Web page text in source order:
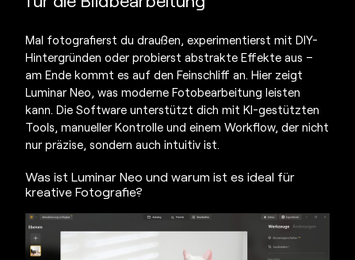
Mal fotografierst du draußen, experimentierst mit DIY-
Hintergründen oder probierst abstrakte Effekte aus –
am Ende kommt es auf den Feinschliff an. Hier zeigt
Luminar Neo, was moderne Fotobearbeitung leisten
kann. Die Software unterstützt dich mit KI-gestützten
Tools, manueller Kontrolle und einem Workflow, der nicht
nur präzise, sondern auch intuitiv ist.
Was ist Luminar Neo und warum ist es ideal für
kreative Fotografie?